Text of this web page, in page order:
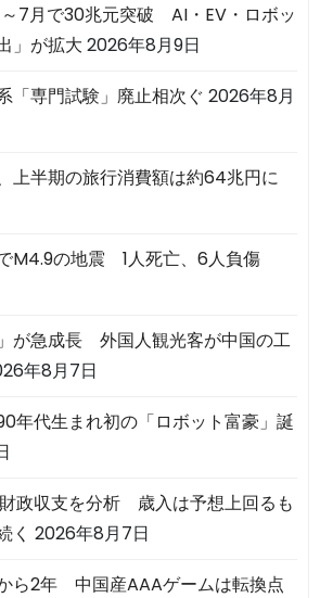
～7月で30兆元突破 AI・EV・ロボッ
」が拡大 2026年8月9日
「専門試験」廃止相次ぐ 2026年8月
上半期の旅行消費額は約64兆円に
M4.9の地震 1人死亡、6人負傷
が急成長 外国人観光客が中国の工
年8月7日
年代生まれ初の「ロボット富豪」誕
政収支を分析 歳入は予想上回るも
く 2026年8月7日
ら2年 中国産AAAゲームは転換点